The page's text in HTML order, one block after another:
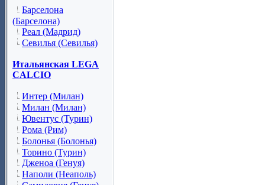
Барселона
(Барселона)
Реал (Мадрид)
Севилья (Севилья)
Итальянская LEGA
CALCIO
Интер (Милан)
Милан (Милан)
Ювентус (Турин)
Рома (Рим)
Болонья (Болонья)
Торино (Турин)
Дженоа (Генуя)
Наполи (Неаполь)